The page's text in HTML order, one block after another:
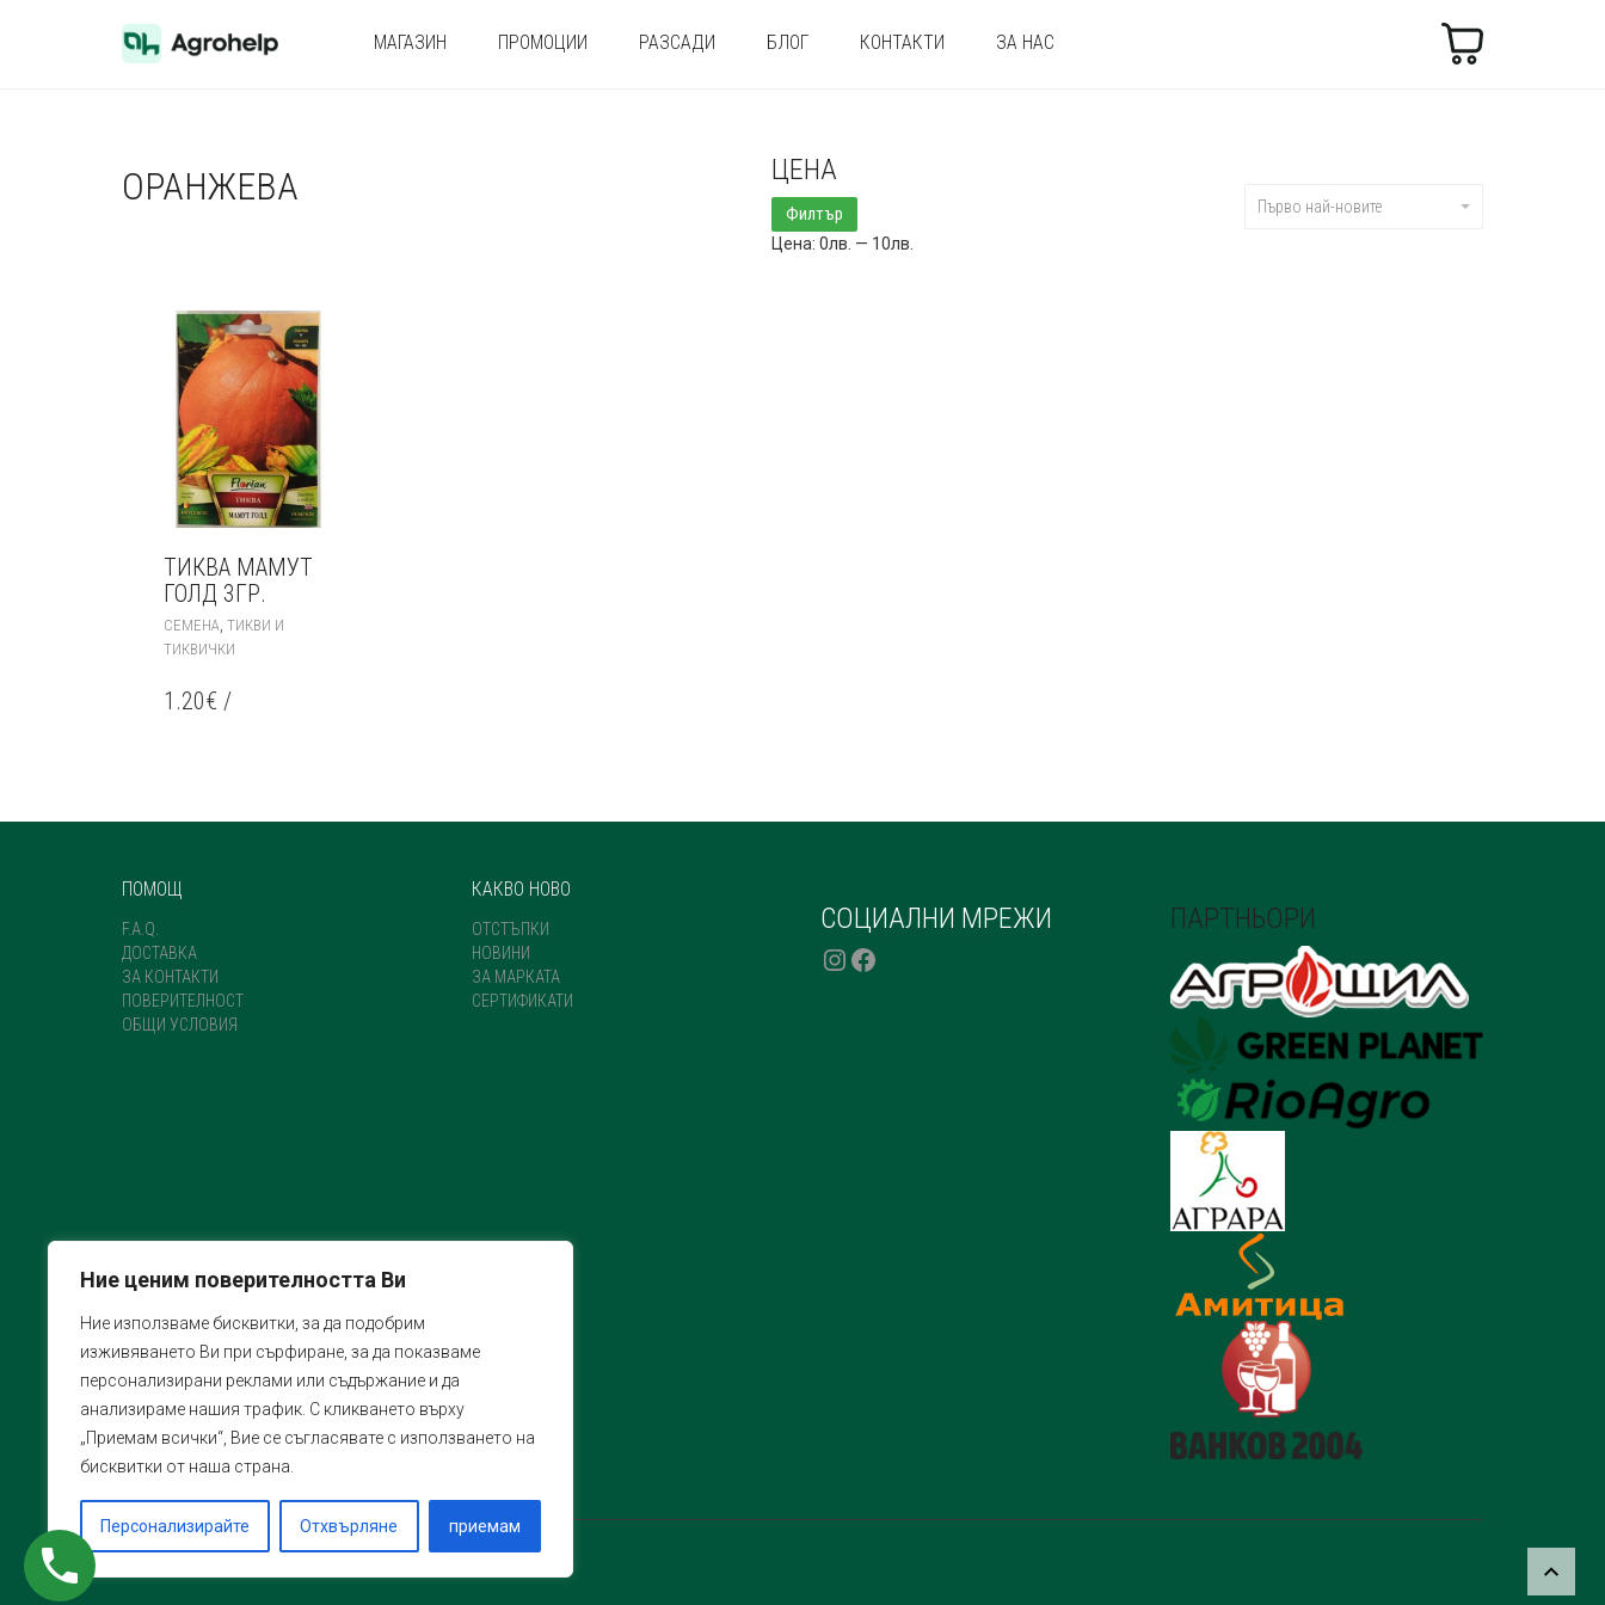
Ние ценим поверителността Ви
Ние използваме бисквитки, за да подобрим
изживяването Ви при сърфиране, за да показваме
персонализирани реклами или съдържание и да
анализираме нашия трафик. С кликването върху
„Приемам всички“, Вие се съгласявате с използването на
бисквитки от наша страна.
Персонализирайте Отхвърляне приемам
МАГАЗИН ПРОМОЦИИ РАЗСАДИ БЛОГ КОНТАКТИ ЗА НАС Търсене
ОРАНЖЕВА Първо най-новите
ЦЕНА
Минимална
цена
Максимална
цена
Филтър
Цена: 0лв. — 10лв.
ТИКВА МАМУТ
ГОЛД 3ГР.
СЕМЕНА ТИКВИ И
ТИКВИЧКИ
1.20€ /
ПОМОЩ
F.A.Q.
ДОСТАВКА
ЗА КОНТАКТИ
ПОВЕРИТЕЛНОСТ
ОБЩИ УСЛОВИЯ
КАКВО НОВО
ОТСТЪПКИ
НОВИНИ
ЗА МАРКАТА
СЕРТИФИКАТИ
СОЦИАЛНИ МРЕЖИ
INSTAGRAM
FACEBOOK
ПАРТНЬОРИ